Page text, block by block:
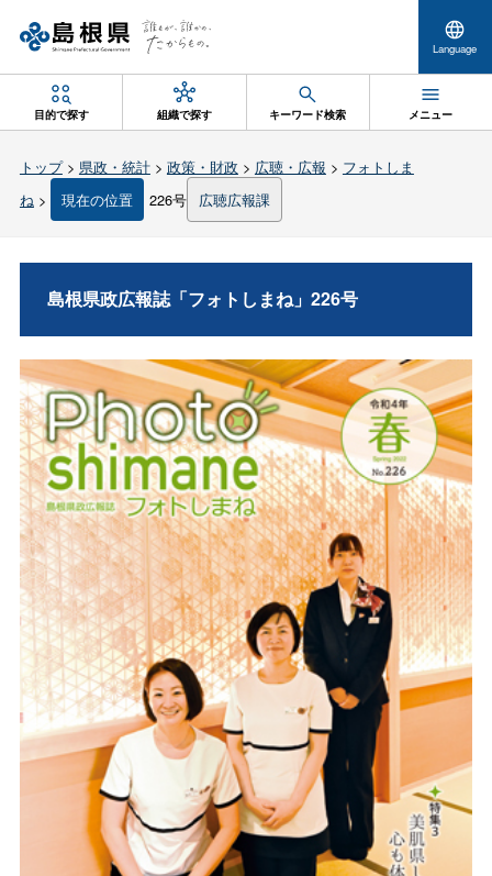
Language
目的で探す 組織で探す キーワード検索 メニュー
トップ> 県政・統計> 政策・財政 > 広聴・広報 > フォトしま
ね> 現在の位置 226号 広聴広報課
島根県政広報誌「フォトしまね」226号